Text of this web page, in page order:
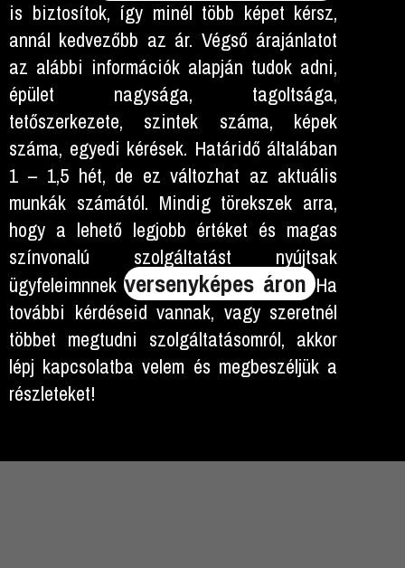
is biztosítok, így minél több képet kérsz,
annál kedvezőbb az ár. Végső árajánlatot
az alábbi információk alapján tudok adni,
épület nagysága, tagoltsága,
tetőszerkezete, szintek száma, képek
száma, egyedi kérések. Határidő általában
1 – 1,5 hét, de ez változhat az aktuális
munkák számától. Mindig törekszek arra,
hogy a lehető legjobb értéket és magas
színvonalú szolgáltatást nyújtsak
ügyfeleimnnekversenyképes áronHa
további kérdéseid vannak, vagy szeretnél
többet megtudni szolgáltatásomról, akkor
lépj kapcsolatba velem és megbeszéljük a
részleteket!